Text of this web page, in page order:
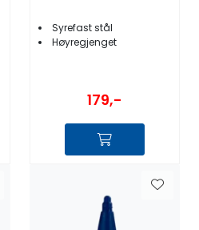
Syrefast stål
Høyregjenget
179,-